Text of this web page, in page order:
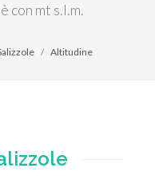
con mt s.l.m.
Altitudine